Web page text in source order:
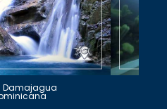
Damajagua